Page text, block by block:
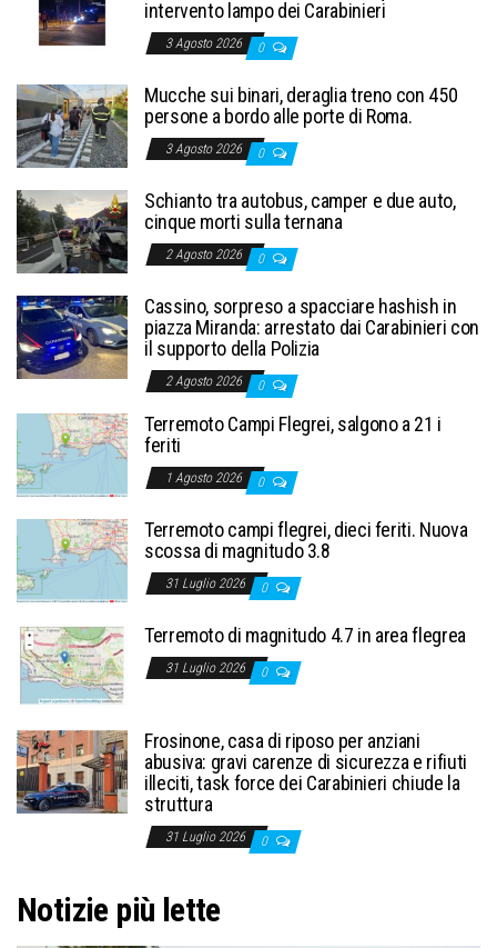
intervento lampo dei Carabinieri
3 Agosto 2026 0
Mucche sui binari, deraglia treno con 450
persone a bordo alle porte di Roma.
3 Agosto 2026 0
Schianto tra autobus, camper e due auto,
cinque morti sulla ternana
2 Agosto 2026 0
Cassino, sorpreso a spacciare hashish in
piazza Miranda: arrestato dai Carabinieri con
il supporto della Polizia
2 Agosto 2026 0
Terremoto Campi Flegrei, salgono a 21 i
feriti
1 Agosto 2026 0
Terremoto campi flegrei, dieci feriti. Nuova
scossa di magnitudo 3.8
31 Luglio 2026 0
Terremoto di magnitudo 4.7 in area flegrea
31 Luglio 2026 0
Frosinone, casa di riposo per anziani
abusiva: gravi carenze di sicurezza e rifiuti
illeciti, task force dei Carabinieri chiude la
struttura
31 Luglio 2026 0
Notizie più lette